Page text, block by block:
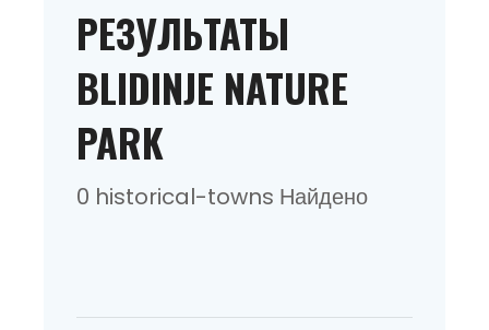
РЕЗУЛЬТАТЫ
BLIDINJE NATURE
PARK
0 historical-towns Найдено